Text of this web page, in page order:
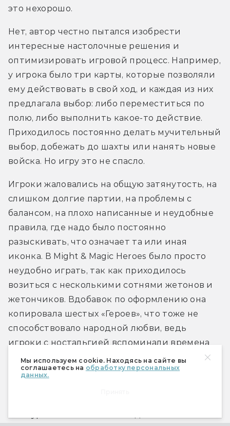
Мы используем cookie. Находясь на сайте вы
соглашаетесь на обработку персональных
данных.
это нехорошо.
Нет, автор честно пытался изобрести
интересные настолочные решения и
оптимизировать игровой процесс. Например,
у игрока было три карты, которые позволяли
ему действовать в свой ход, и каждая из них
предлагала выбор: либо переместиться по
полю, либо выполнить какое-то действие.
Приходилось постоянно делать мучительный
выбор, добежать до шахты или нанять новые
войска. Но игру это не спасло.
Игроки жаловались на общую затянутость, на
слишком долгие партии, на проблемы с
балансом, на плохо написанные и неудобные
правила, где надо было постоянно
разыскивать, что означает та или иная
иконка. В Might & Magic Heroes было просто
неудобно играть, так как приходилось
возиться с несколькими сотнями жетонов и
жетончиков. Вдобавок по оформлению она
копировала шестых «Героев», что тоже не
способствовало народной любви, ведь
игроки с ностальгией вспоминали времена
«тройки», чуть реже пятую часть, а попытку
перезапуска от Ubisoft приняли в штыки.